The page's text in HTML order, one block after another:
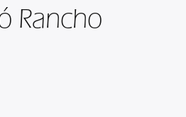
Rancho